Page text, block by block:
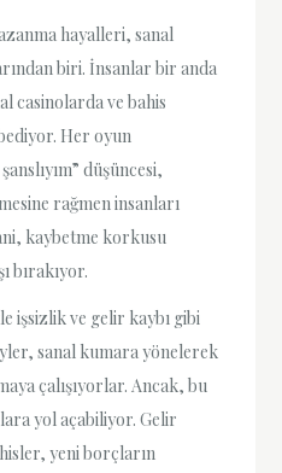
hayalleri, sanal
biri. İnsanlar bir anda
casinolarda ve bahis
Her oyun
düşüncesi,
rağmen insanları
kaybetme korkusu
bırakıyor.
işsizlik ve gelir kaybı gibi
sanal kumara yönelerek
çalışıyorlar. Ancak, bu
yol açabiliyor. Gelir
yeni borçların